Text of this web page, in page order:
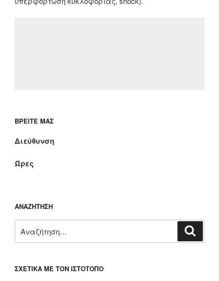
ΒΡΕΊΤΕ ΜΑΣ
Διεύθυνση
Ώρες
ΑΝΑΖΉΤΗΣΗ
για:
ΣΧΕΤΙΚΆ ΜΕ ΤΟΝ ΙΣΤΌΤΟΠΟ